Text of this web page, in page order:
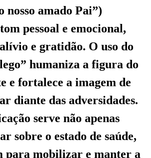
nosso amado Pai”)
pessoal e emocional,
e gratidão. O uso do
humaniza a figura do
e fortalece a imagem de
diante das adversidades.
serve não apenas
sobre o estado de saúde,
para mobilizar e manter a